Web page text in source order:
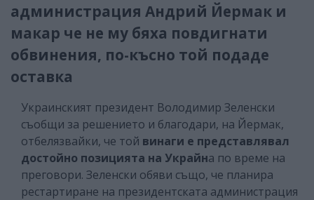
администрация Андрий Йермак и
макар че не му бяха повдигнати
обвинения, по-късно той подаде
оставка
Украинският президент Володимир Зеленски
съобщи за решението и благодари, на Йермак,
отбелязвайки, че той винаги е представлявал
достойно позицията на Украйна по време на
преговори. Зеленски обяви също, че планира
рестартиране на президентската администрация